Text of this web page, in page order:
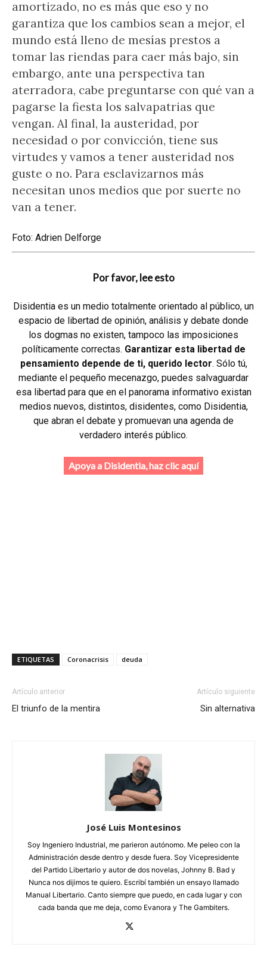
amortizado, no es más que eso y no
garantiza que los cambios sean a mejor, el
mundo está lleno de mesías prestos a
tomar las riendas para caer más bajo, sin
embargo, ante una perspectiva tan
aterradora, cabe preguntarse con qué van a
pagarse la fiesta los salvapatrias que
vengan. Al final, la austeridad, por
necesidad o por convicción, tiene sus
virtudes y vamos a tener austeridad nos
guste o no. Para esclavizarnos más
necesitan unos medios que por suerte no
van a tener.
Foto: Adrien Delforge
Por favor, lee esto
Disidentia es un medio totalmente orientado al público, un
espacio de libertad de opinión, análisis y debate donde
los dogmas no existen, tampoco las imposiciones
políticamente correctas. Garantizar esta libertad de
pensamiento depende de ti, querido lector. Sólo tú,
mediante el pequeño mecenazgo, puedes salvaguardar
esa libertad para que en el panorama informativo existan
medios nuevos, distintos, disidentes, como Disidentia,
que abran el debate y promuevan una agenda de
verdadero interés público.
Apoya a Disidentia, haz clic aquí
ETIQUETAS Coronacrisis deuda
Artículo anterior
El triunfo de la mentira
Artículo siguiente
Sin alternativa
José Luis Montesinos
Soy Ingeniero Industrial, me parieron autónomo. Me peleo con la
Administración desde dentro y desde fuera. Soy Vicepresidente
del Partido Libertario y autor de dos novelas, Johnny B. Bad y
Nunca nos dijimos te quiero. Escribí también un ensayo llamado
Manual Libertario. Canto siempre que puedo, en cada lugar y con
cada banda que me deja, como Evanora y The Gambiters.